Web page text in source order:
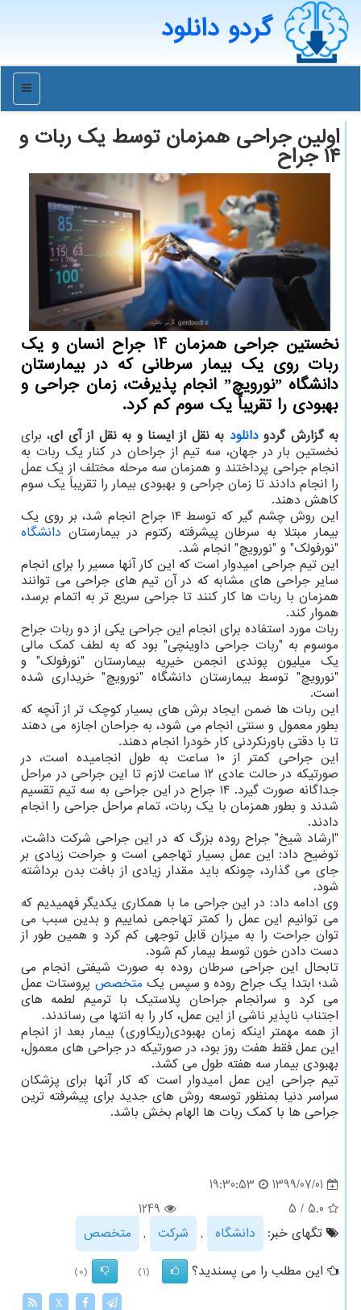
گردو دانلود
منو
اولین جراحی همزمان توسط یك ربات و
۱۴ جراح
نخستین جراحی همزمان 14 جراح انسان و یك
ربات روی یك بیمار سرطانی كه در بیمارستان
دانشگاه ˮنورویچˮ انجام پذیرفت، زمان جراحی و
بهبودی را تقریباً یك سوم كم كرد.
به گزارش گردودانلود به نقل از ایسنا و به نقل از آی ای، برای
نخستین بار در جهان، سه تیم از جراحان در کنار یک ربات به
انجام جراحی پرداختند و همزمان سه مرحله مختلف از یک عمل
را انجام دادند تا زمان جراحی و بهبودی بیمار را تقریباً یک سوم
کاهش دهند.
این روش چشم گیر که توسط ۱۴ جراح انجام شد، بر روی یک
بیمار مبتلا به سرطان پیشرفته رکتوم در بیمارستان دانشگاه
"نورفولک" و "نورویچ" انجام شد.
این تیم جراحی امیدوار است که این کار آنها مسیر را برای انجام
سایر جراحی های مشابه که در آن تیم های جراحی می توانند
همزمان با ربات ها کار کنند تا جراحی سریع تر به اتمام برسد،
هموار کند.
ربات مورد استفاده برای انجام این جراحی یکی از دو ربات جراح
موسوم به "ربات جراحی داوینچی" بود که به لطف کمک مالی
یک میلیون پوندی انجمن خیریه بیمارستان "نورفولک" و
"نورویچ" توسط بیمارستان دانشگاه "نورویچ" خریداری شده
است.
این ربات ها ضمن ایجاد برش های بسیار کوچک تر از آنچه که
بطور معمول و سنتی انجام می شود، به جراحان اجازه می دهند
تا با دقتی باورنکردنی کار خودرا انجام دهند.
این جراحی کمتر از ۱۰ ساعت به طول انجامیده است، در
صورتیکه در حالت عادی ۱۲ ساعت لازم تا این جراحی در مراحل
جداگانه صورت گیرد. ۱۴ جراح در این جراحی به سه تیم تقسیم
شدند و بطور همزمان با یک ربات، تمام مراحل جراحی را انجام
دادند.
"ارشاد شیخ" جراح روده بزرگ که در این جراحی شرکت داشت،
توضیح داد: این عمل بسیار تهاجمی است و جراحت زیادی بر
جای می گذارد، چونکه باید مقدار زیادی از بافت بدن برداشته
شود.
وی ادامه داد: در این جراحی ما با همکاری یکدیگر فهمیدیم که
می توانیم این عمل را کمتر تهاجمی نماییم و بدین سبب می
توان جراحت را به میزان قابل توجهی کم کرد و همین طور از
دست دادن خون توسط بیمار کم شود.
تابحال این جراحی سرطان روده به صورت شیفتی انجام می
شد؛ ابتدا یک جراح روده و سپس یک متخصص پروستات عمل
می کرد و سرانجام جراحان پلاستیک با ترمیم لطمه های
اجتناب ناپذیر ناشی از این عمل، کار را به انتها می رساندند.
از همه مهمتر اینکه زمان بهبودی(ریکاوری) بیمار بعد از انجام
این عمل فقط هفت روز بود، در صورتیکه در جراحی های معمول،
بهبودی بیمار سه هفته طول می کشد.
تیم جراحی این عمل امیدوار است که کار آنها برای پزشکان
سراسر دنیا بمنظور توسعه روش های جدید برای پیشرفته ترین
جراحی ها با کمک ربات ها الهام بخش باشد.
1399/07/01
19:30:53
5.0
/
5
1249
تگهای خبر:
دانشگاه , شركت ,
متخصص
این مطلب را می پسندید؟
(1)
(0)
X